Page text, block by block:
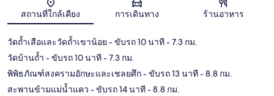
แผนที่
สถานที่ใกล้เคียง การเดินทาง ร้านอาหาร
วัดถ้ำเสือและวัดถ้ำเขาน้อย - ขับรถ 10 นาที- 7.3 กม.
วัดบ้านถ้ำ - ขับรถ 10 นาที- 7.3 กม.
พิพิธภัณฑ์สงครามอักษะและเชลยศึก- ขับรถ 13 นาที- 8.8 กม.
สะพานข้ามแม่น้ำแคว - ขับรถ 14 นาที- 8.8 กม.